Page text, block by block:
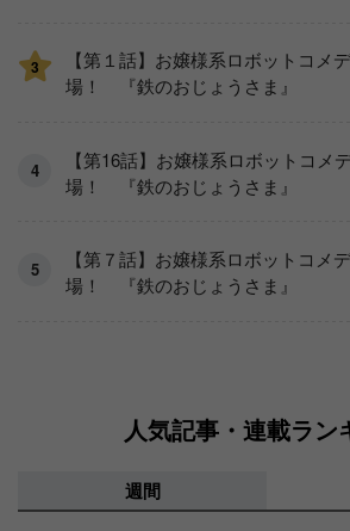
3
【第１話】お嬢様系ロボットコメ
場！ 『鉄のおじょうさま』
【第16話】お嬢様系ロボットコメ
場！ 『鉄のおじょうさま』
【第７話】お嬢様系ロボットコメ
場！ 『鉄のおじょうさま』
人気記事・連載ラン
週間